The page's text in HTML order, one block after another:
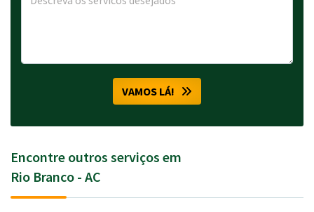
VAMOS LÁ!
Encontre outros serviços em
Rio Branco - AC